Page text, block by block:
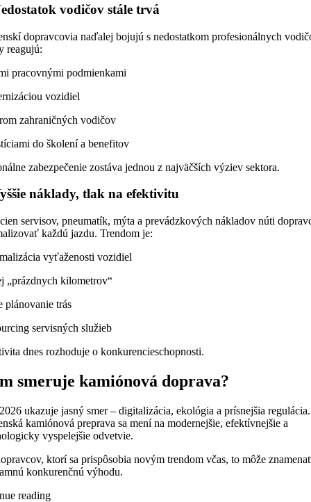
vodičov stále trvá
dopravcovia naďalej bojujú s nedostatkom profesionálnych
reagujú:
pracovnými podmienkami
vozidiel
zahraničných vodičov
do školení a benefitov
zabezpečenie zostáva jednou z najväčších výziev sektora.
náklady, tlak na efektivitu
servisov, pneumatík, mýta a prevádzkových nákladov núti
každú jazdu. Trendom je:
vyťaženosti vozidiel
„prázdnych kilometrov“
plánovanie trás
servisných služieb
dnes rozhoduje o konkurencieschopnosti.
smeruje kamiónová doprava?
ukazuje jasný smer – digitalizácia, ekológia a prísnejšia regulácia.
kamiónová preprava sa mení na modernejšie, efektívnejšie a
vyspelejšie odvetvie.
ktorí sa prispôsobia novým trendom včas, to môže
konkurenčnú výhodu.
reading